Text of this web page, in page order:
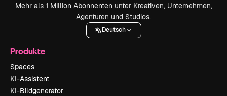
Mehr als 1 Million Abonnenten unter Kreativen, Unternehmen,
Agenturen und Studios.
Deutsch
Produkte
Spaces
KI-Assistent
KI-Bildgenerator